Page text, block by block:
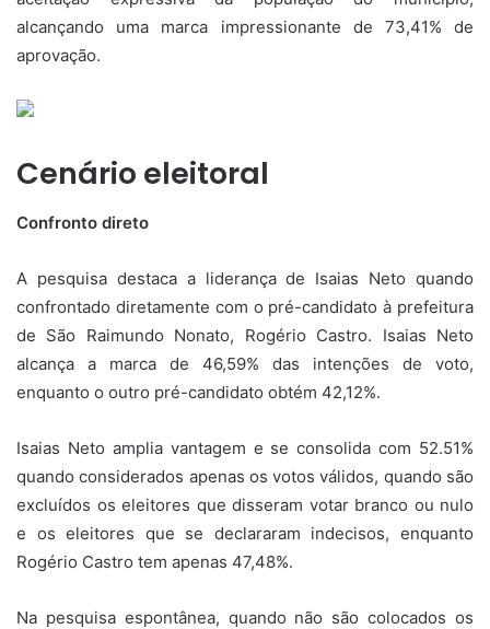
alcançando uma marca impressionante de 73,41% de
aprovação.
Cenário eleitoral
Confronto direto
A pesquisa destaca a liderança de Isaias Neto quando
confrontado diretamente com o pré-candidato à prefeitura
de São Raimundo Nonato, Rogério Castro. Isaias Neto
alcança a marca de 46,59% das intenções de voto,
enquanto o outro pré-candidato obtém 42,12%.
Isaias Neto amplia vantagem e se consolida com 52.51%
quando considerados apenas os votos válidos, quando são
excluídos os eleitores que disseram votar branco ou nulo
e os eleitores que se declararam indecisos, enquanto
Rogério Castro tem apenas 47,48%.
Na pesquisa espontânea, quando não são colocados os